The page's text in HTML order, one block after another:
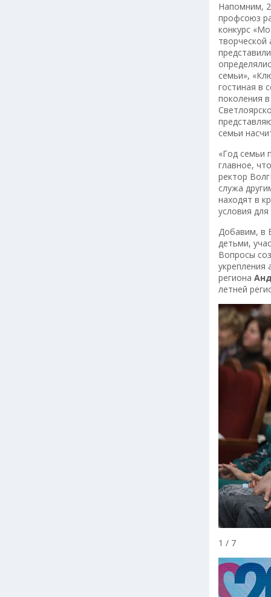
Напомним,
профсоюз
конкурс
творческой
семьи»,
гостиная в
поколения
семьи
«Год семьи
главное,
ректор
служа
находят в
условия для
Добавим, в
детьми,
Вопросы
укрепления
региона
летней
1 / 7